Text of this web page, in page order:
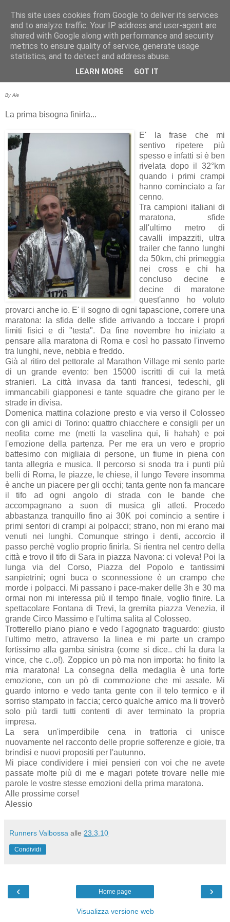
RUNNERS VALBOSSA
martedì 23 marzo 2010
MARATONA DI ROMA
By Ale
La prima bisogna finirla...
E' la frase che mi
sentivo ripetere più
spesso e infatti si è ben
rivelata dopo il 32°km
quando i primi crampi
hanno cominciato a far
cenno.
Tra campioni italiani di
maratona, sfide
all'ultimo metro di
cavalli impazziti, ultra
trailer che fanno lunghi
da 50km, chi primeggia
nei cross e chi ha
concluso decine e
decine di maratone
quest'anno ho voluto
provarci anche io. E' il sogno di ogni tapascione, correre una
maratona: la sfida delle sfide arrivando a toccare i propri
limiti fisici e di "testa". Da fine novembre ho iniziato a
pensare alla maratona di Roma e così ho passato l'inverno
tra lunghi, neve, nebbia e freddo.
Già al ritiro del pettorale al Marathon Village mi sento parte
di un grande evento: ben 15000 iscritti di cui la metà
stranieri. La città invasa da tanti francesi, tedeschi, gli
immancabili giapponesi e tante squadre che girano per le
strade in divisa.
Domenica mattina colazione presto e via verso il Colosseo
con gli amici di Torino: quattro chiacchere e consigli per un
neofita come me (metti la vaselina qui, li hahah) e poi
l'emozione della partenza. Per me era un vero e proprio
battesimo con migliaia di persone, un fiume in piena con
tanta allegria e musica. Il percorso si snoda tra i punti più
belli di Roma, le piazze, le chiese, il lungo Tevere insomma
è anche un piacere per gli occhi; tanta gente non fa mancare
il tifo ad ogni angolo di strada con le bande che
accompagnano a suon di musica gli atleti. Procedo
abbastanza tranquillo fino ai 30K poi comincio a sentire i
primi sentori di crampi ai polpacci; strano, non mi erano mai
venuti nei lunghi. Comunque stringo i denti, accorcio il
passo perchè voglio proprio finirla. Si rientra nel centro della
città e trovo il tifo di Sara in piazza Navona: ci voleva! Poi la
lunga via del Corso, Piazza del Popolo e tantissimi
sanpietrini; ogni buca o sconnessione è un crampo che
morde i polpacci. Mi passano i pace-maker delle 3h e 30 ma
ormai non mi interessa più il tempo finale, voglio finire. La
spettacolare Fontana di Trevi, la gremita piazza Venezia, il
grande Circo Massimo e l'ultima salita al Colosseo.
Trotterello piano piano e vedo l'agognato traguardo: giusto
l'ultimo metro, attraverso la linea e mi parte un crampo
fortissimo alla gamba sinistra (come si dice.. chi la dura la
vince, che c..o!). Zoppico un pò ma non importa: ho finito la
mia maratona! La consegna della medaglia è una forte
emozione, con un pò di commozione che mi assale. Mi
guardo intorno e vedo tanta gente con il telo termico e il
sorriso stampato in faccia; cerco qualche amico ma li troverò
solo più tardi tutti contenti di aver terminato la propria
impresa.
La sera un'imperdibile cena in trattoria ci unisce
nuovamente nel racconto delle proprie sofferenze e gioie, tra
brindisi e nuovi propositi per l'autunno.
Mi piace condividere i miei pensieri con voi che ne avete
passate molte più di me e magari potete trovare nelle mie
parole le vostre stesse emozioni della prima maratona.
Alle prossime corse!
Alessio
Runners Valbossa alle 23.3.10
Condividi
‹ ›
Home page
Visualizza versione web
This site uses cookies from Google to deliver its services
and to analyze traffic. Your IP address and user-agent are
shared with Google along with performance and security
metrics to ensure quality of service, generate usage
statistics, and to detect and address abuse.
LEARN MORE GOT IT